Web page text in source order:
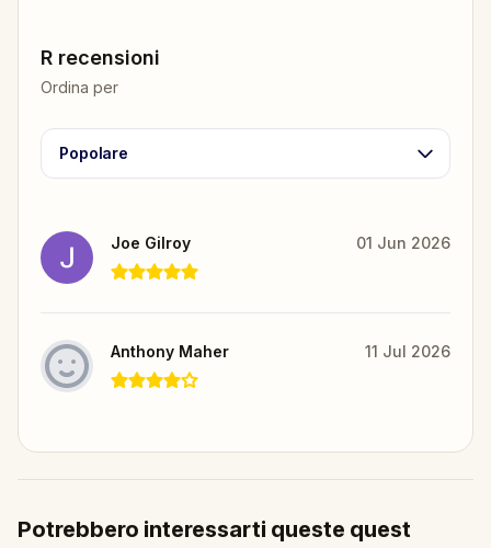
R recensioni
Ordina per
Popolare
Joe Gilroy 01 Jun 2026
Anthony Maher 11 Jul 2026
Potrebbero interessarti queste quest